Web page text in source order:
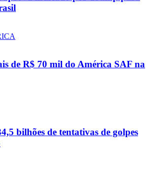
de R$ 70 mil do América SAF na
bilhões de tentativas de golpes